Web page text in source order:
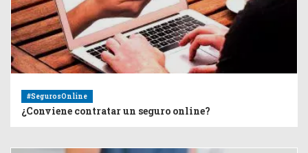
#SegurosOnline
¿Conviene contratar un seguro online?